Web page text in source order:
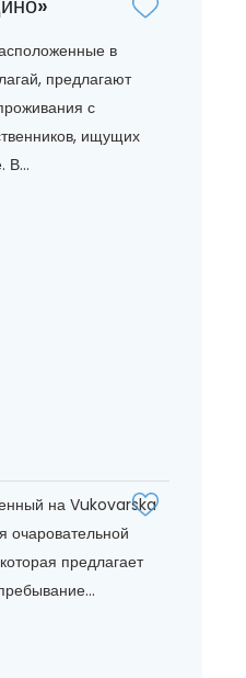
в
предлагают
с
ищущих
В...
на Vukovarska
очаровательной
предлагает